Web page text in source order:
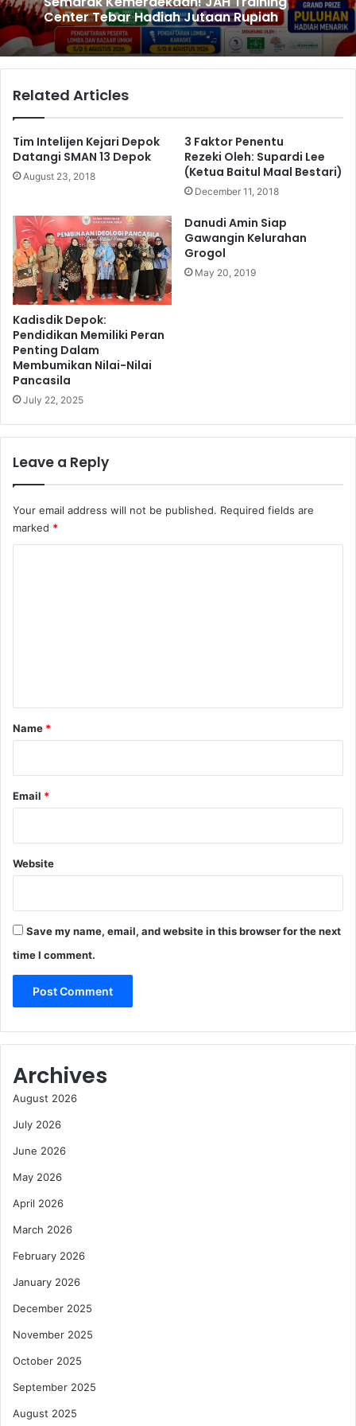
Center Tebar Hadiah Jutaan Rupiah
Related Articles
Tim Intelijen Kejari Depok
Datangi SMAN 13 Depok
August 23, 2018
3 Faktor Penentu
Rezeki Oleh: Supardi Lee
(Ketua Baitul Maal Bestari)
December 11, 2018
Kadisdik Depok:
Pendidikan Memiliki Peran
Penting Dalam
Membumikan Nilai-Nilai
Pancasila
July 22, 2025
Danudi Amin Siap
Gawangin Kelurahan
Grogol
May 20, 2019
Leave a Reply
Your email address will not be published. Required fields are
marked *
*
Name *
Email *
Website
Save my name, email, and website in this browser for the next
time I comment.
Archives
August 2026
July 2026
June 2026
May 2026
April 2026
March 2026
February 2026
January 2026
December 2025
November 2025
October 2025
September 2025
August 2025